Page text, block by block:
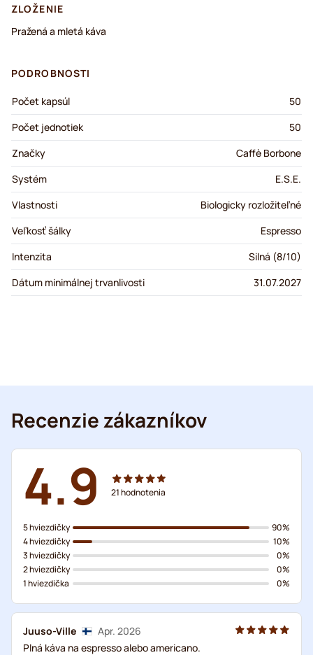
ZLOŽENIE
Pražená a mletá káva
PODROBNOSTI
Počet kapsúl
50
Počet jednotiek
50
Značky
Caffè Borbone
Systém
E.S.E.
Vlastnosti
Biologicky rozložiteľné
Veľkosť šálky
Espresso
Intenzita
Silná (8/10)
Dátum minimálnej trvanlivosti
31.07.2027
Recenzie zákazníkov
4.9 21hodnotenia
5 hviezdičky
4 hviezdičky
3 hviezdičky
2 hviezdičky
1 hviezdička
90%
10%
0%
0%
0%
Juuso-Ville
Apr. 2026
Plná káva na espresso alebo americano.